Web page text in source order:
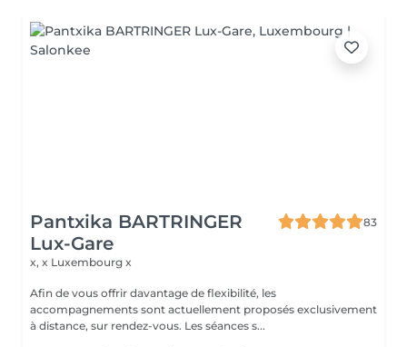
Pantxika BARTRINGER
Lux-Gare
83
x, x Luxembourg x
Afin de vous offrir davantage de flexibilité, les
accompagnements sont actuellement proposés exclusivement
à distance, sur rendez-vous. Les séances s...